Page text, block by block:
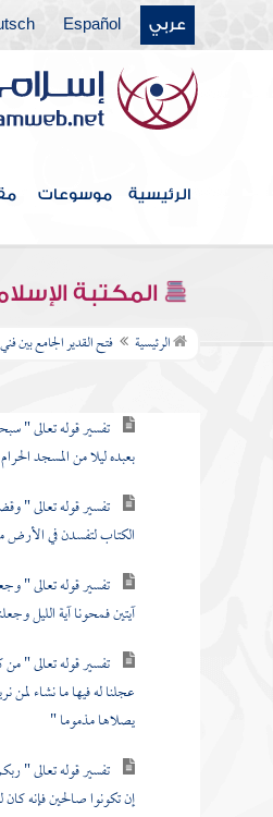
عربي Español
الرئيسية موسوعات
المكتبة
الرئيسية فتح القدير الجامع بين
تفسير سورة هود
تفسير سورة يوسف
تفسير سورة الرعد
تفسير سورة إبراهيم
تفسير سورة الحجر
تفسير سورة النحل
تفسير سورة الإسراء
تفسير قوله تعالى "
بعبده ليلا من المسجد
تفسير قوله تعالى "
الكتاب لتفسدن في الأرض
تفسير قوله تعالى "
آيتين فمحونا آية الليل
تفسير قوله تعالى "
عجلنا له فيها ما نشاء لمن
يصلاها مذموما "
تفسير قوله تعالى "
إن تكونوا صالحين فإنه